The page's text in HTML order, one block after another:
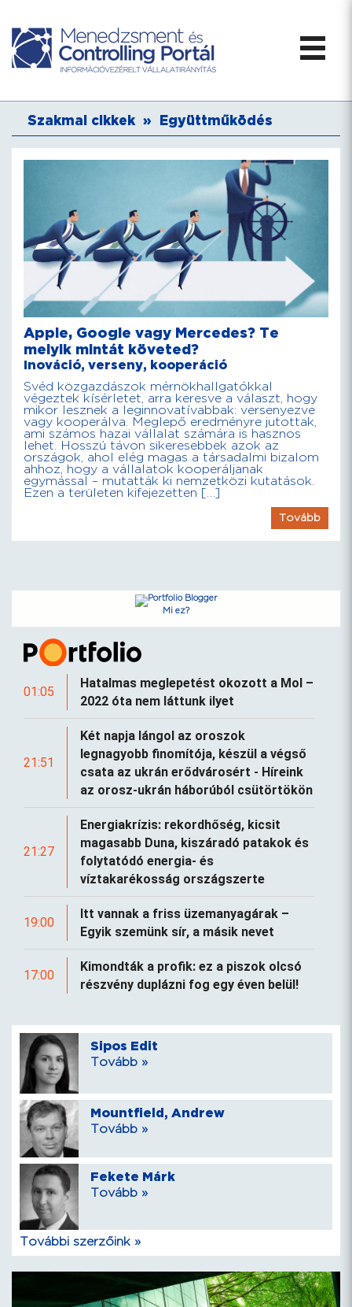
Szakmai cikkek » Együttműködés
Apple, Google vagy Mercedes? Te
melyik mintát követed?
Inováció, verseny, kooperáció
Svéd közgazdászok mérnökhallgatókkal
végeztek kísérletet, arra keresve a választ, hogy
mikor lesznek a leginnovatívabbak: versenyezve
vagy kooperálva. Meglepő eredményre jutottak,
ami számos hazai vállalat számára is hasznos
lehet. Hosszú távon sikeresebbek azok az
országok, ahol elég magas a társadalmi bizalom
ahhoz, hogy a vállalatok kooperáljanak
egymással – mutatták ki nemzetközi kutatások.
Ezen a területen kifejezetten […]
Tovább
Mi ez?
01:05
Hatalmas meglepetést okozott a Mol –
2022 óta nem láttunk ilyet
21:51
Két napja lángol az oroszok
legnagyobb finomítója, készül a végső
csata az ukrán erődvárosért - Híreink
az orosz-ukrán háborúból csütörtökön
21:27
Energiakrízis: rekordhőség, kicsit
magasabb Duna, kiszáradó patakok és
folytatódó energia- és
víztakarékosság országszerte
19:00
Itt vannak a friss üzemanyagárak –
Egyik szemünk sír, a másik nevet
17:00
Kimondták a profik: ez a piszok olcsó
részvény duplázni fog egy éven belül!
Sipos Edit
Tovább »
Mountfield, Andrew
Tovább »
Fekete Márk
Tovább »
További szerzőink »